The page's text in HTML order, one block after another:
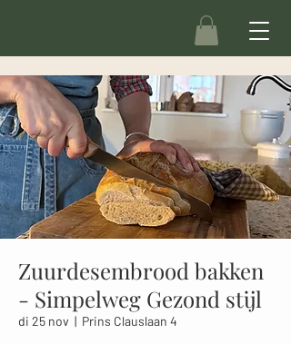
Zuurdesembrood bakken
- Simpelweg Gezond stijl
di 25 nov
  |
Prins Clauslaan 4